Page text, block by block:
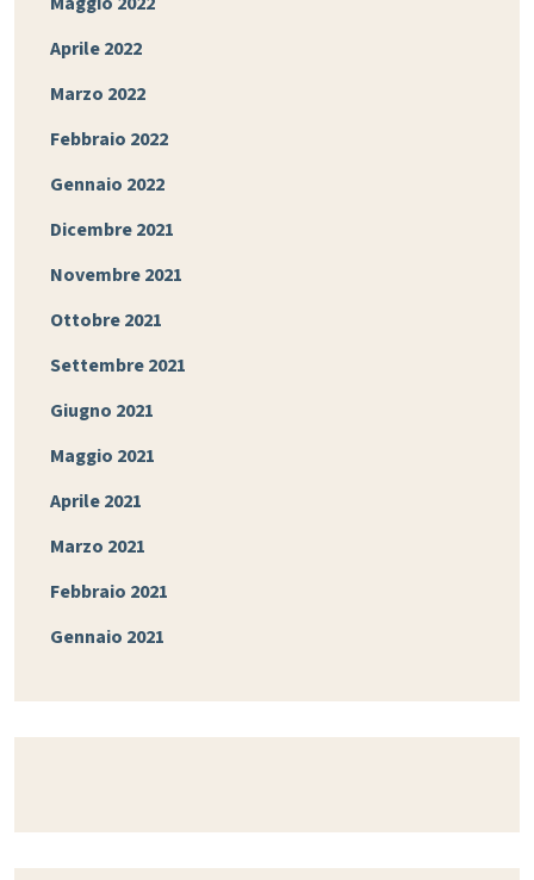
Aprile 2022
Marzo 2022
Febbraio 2022
Gennaio 2022
Dicembre 2021
Novembre 2021
Ottobre 2021
Settembre 2021
Giugno 2021
Maggio 2021
Aprile 2021
Marzo 2021
Febbraio 2021
Gennaio 2021